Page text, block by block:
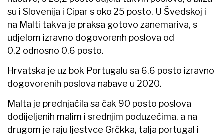
su i Slovenija i Cipar s oko 25 posto. U Švedskoj i
na Malti takva je praksa gotovo zanemariva, s
udjelom izravno dogovorenh poslova od
0,2 odnosno 0,6 posto.
Hrvatska je uz bok Portugalu sa 6,6 posto izravno
dogovorenih poslova nabave u 2020.
Malta je prednjačila sa čak 90 posto poslova
dodijeljenih malim i srednjim poduzećima, a na
drugom je raju ljestvce Grčkka, talja portugal i